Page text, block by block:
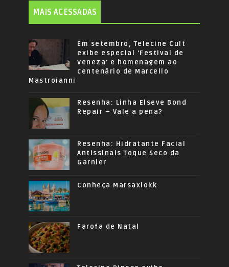
MAIS ACESSADAS
Em setembro, Telecine Cult
exibe especial 'Festival de
Veneza' e homenagem ao
centenário de Marcello
Mastroianni
Resenha: Linha Elseve Bond
Repair – Vale a pena?
Resenha: Hidratante Facial
Antissinais Toque Seco da
Garnier
Conheça Marsaxlokk
Farofa de Natal